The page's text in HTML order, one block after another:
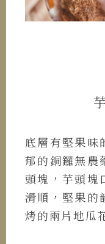
底層有堅果味
郁的銅鑼無農
頭塊，芋頭塊
滑順，堅果的
烤的兩片地瓜